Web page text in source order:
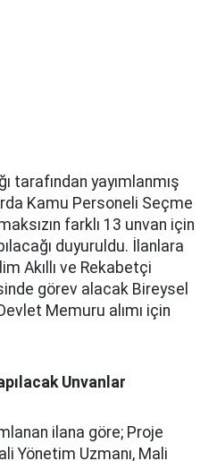
tarafından yayımlanmış
Kamu Personeli Seçme
farklı 13 unvan için
duyuruldu. İlanlara
Akıllı ve Rekabetçi
görev alacak Bireysel
Memuru alımı için
Unvanlar
ilana göre; Proje
Yönetim Uzmanı, Mali